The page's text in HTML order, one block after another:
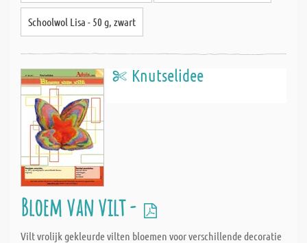
Schoolwol Lisa - 50 g, zwart
Knutselidee
Bloem van vilt -
Vilt vrolijk gekleurde vilten bloemen voor verschillende decoratie